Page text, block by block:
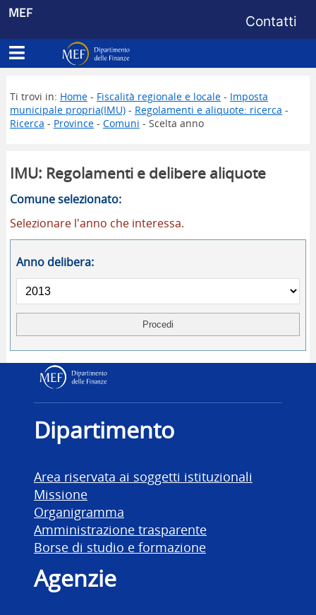
MEF Menu di
Contatti
Apri menu principale
Dipartimento delle Finanze
Ti trovi in: Home- Fiscalità regionale e locale- Imposta
municipale propria(IMU)- Regolamenti e aliquote: ricerca -
Ricerca - Province- Comuni - Scelta anno
IMU: Regolamenti e delibere aliquote
Comune selezionato:
Selezionare l'anno che interessa.
Anno delibera:
Dipartimento delle
Dipartimento
Area riservata ai soggetti istituzionali
Missione
Organigramma
Amministrazione trasparente
Borse di studio e formazione
Agenzie